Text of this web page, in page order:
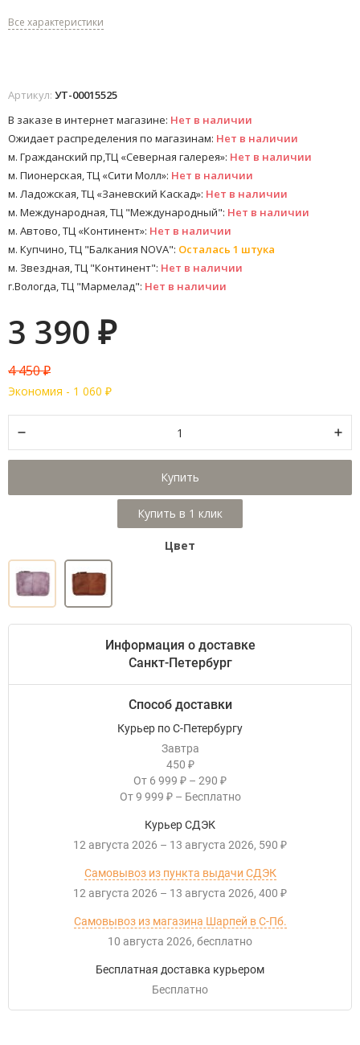
Все характеристики
Артикул: УТ-00015525
В заказе в интернет магазине: Нет в наличии
Ожидает распределения по магазинам: Нет в наличии
м. Гражданский пр,ТЦ «Северная галерея»: Нет в наличии
м. Пионерская, ТЦ «Сити Молл»: Нет в наличии
м. Ладожская, ТЦ «Заневский Каскад»: Нет в наличии
м. Международная, ТЦ "Международный": Нет в наличии
м. Автово, ТЦ «Континент»: Нет в наличии
м. Купчино, ТЦ "Балкания NOVA": Осталась 1 штука
м. Звездная, ТЦ "Континент": Нет в наличии
г.Вологда, ТЦ "Мармелад": Нет в наличии
3 390 ₽
4 450₽
Экономия - 1 060 ₽
Купить
Цвет
Информация о доставке
Санкт-Петербург
Способ доставки
Курьер по С-Петербургу
Завтра
450 ₽
От 6 999 ₽ – 290 ₽
От 9 999 ₽ – Бесплатно
Курьер СДЭК
12 августа 2026 – 13 августа 2026 590 ₽
Самовывоз из пункта выдачи СДЭК
12 августа 2026 – 13 августа 2026 400 ₽
Самовывоз из магазина Шарпей в С-Пб.
10 августа 2026
Бесплатно
Бесплатная доставка курьером
Бесплатно